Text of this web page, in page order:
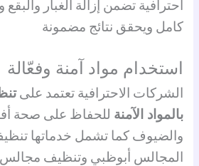
احترافية تضمن إزالة الغبار
كامل ويحقق نتائج مضمونة
استخدام مواد آمنة وفعّالة
الشركات الاحترافية تعتمد على
بالمواد الآمنة للحفاظ على صحة
والضيوف كما تشمل خدماتها
المجالس أبوظبي وتنظيف مجالس